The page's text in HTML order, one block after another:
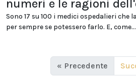
numeri e le ragioni
Sono 17 su 100 i medici ospedalieri che
per sempre se potessero farlo. E, come...
« Precedente